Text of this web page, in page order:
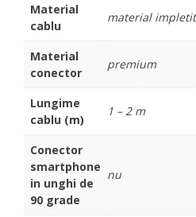
Material
cablu
material
Material
conector
premium
Lungime
cablu (m)
1 – 2 m
Conector
smartphone
in unghi de
90 grade
nu